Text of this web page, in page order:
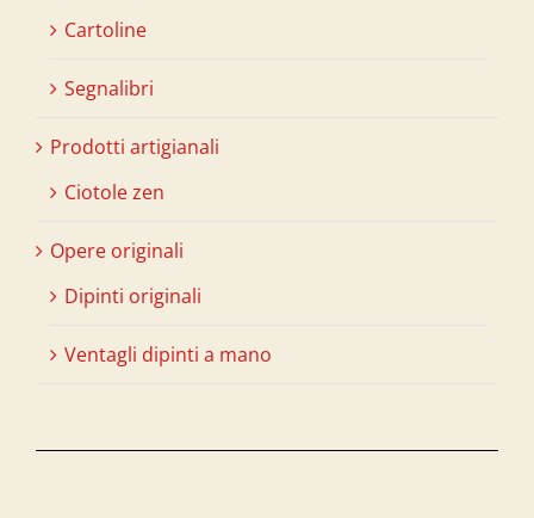
Cartoline
Segnalibri
Prodotti artigianali
Ciotole zen
Opere originali
Dipinti originali
Ventagli dipinti a mano